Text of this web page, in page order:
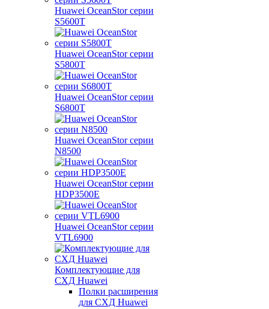
Huawei OceanStor серии
S5600T
Huawei OceanStor серии
S5800T
Huawei OceanStor серии
S6800T
Huawei OceanStor серии
N8500
Huawei OceanStor серии
HDP3500E
Huawei OceanStor серии
VTL6900
Комплектующие для
СХД Huawei
Полки расширения
для СХД Huawei